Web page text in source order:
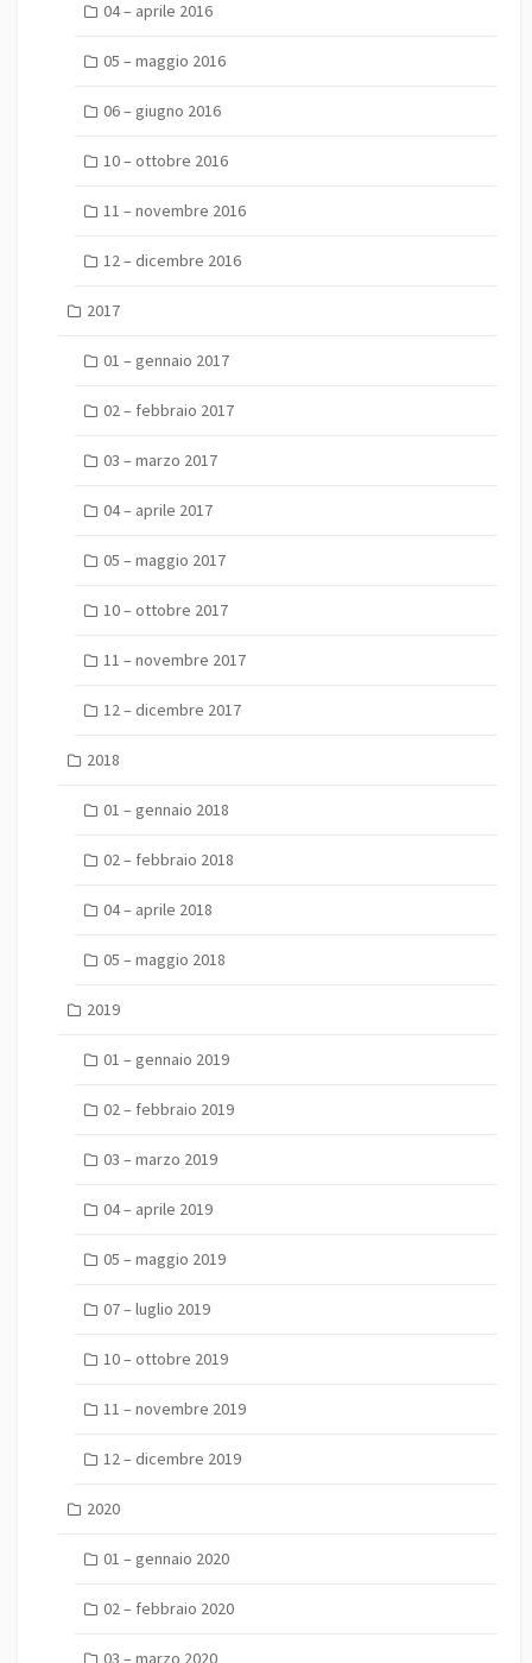
04 – aprile 2016
05 – maggio 2016
06 – giugno 2016
10 – ottobre 2016
11 – novembre 2016
12 – dicembre 2016
2017
01 – gennaio 2017
02 – febbraio 2017
03 – marzo 2017
04 – aprile 2017
05 – maggio 2017
10 – ottobre 2017
11 – novembre 2017
12 – dicembre 2017
2018
01 – gennaio 2018
02 – febbraio 2018
04 – aprile 2018
05 – maggio 2018
2019
01 – gennaio 2019
02 – febbraio 2019
03 – marzo 2019
04 – aprile 2019
05 – maggio 2019
07 – luglio 2019
10 – ottobre 2019
11 – novembre 2019
12 – dicembre 2019
2020
01 – gennaio 2020
02 – febbraio 2020
03 – marzo 2020